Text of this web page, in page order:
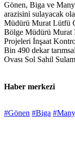
Gönen, Biga ve
arazisini sulayacak
Müdürü Murat Lütfü
Bölge Müdürü Murat
Projeleri İnşaat
Bin 490 dekar
Ovası Sol Sahil
Haber merkezi
#Gönen #Biga